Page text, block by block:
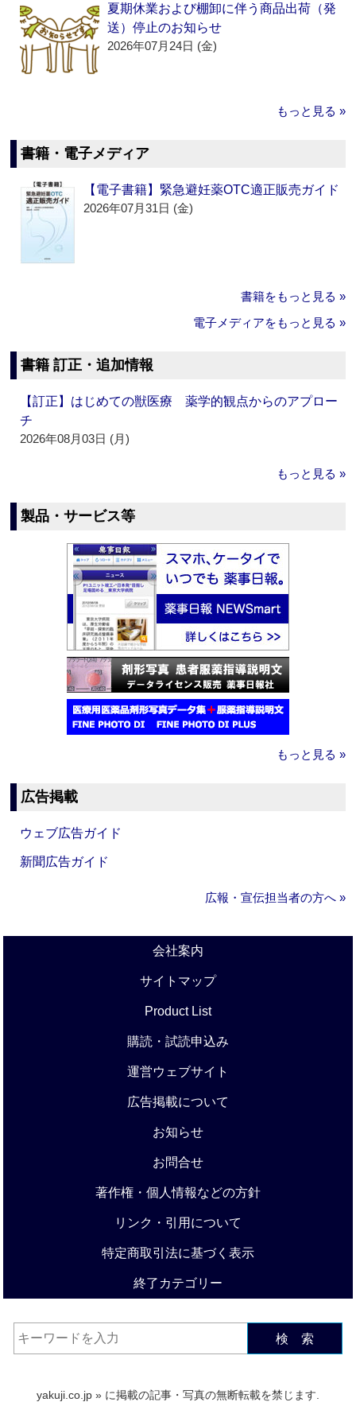
夏期休業および棚卸に伴う商品出荷（発
送）停止のお知らせ
2026年07月24日 (金)
もっと見る »
書籍・電子メディア
【電子書籍】緊急避妊薬OTC適正販売ガイド
2026年07月31日 (金)
書籍をもっと見る »
電子メディアをもっと見る »
書籍 訂正・追加情報
【訂正】はじめての獣医療 薬学的観点からのアプロー
チ
2026年08月03日 (月)
もっと見る »
製品・サービス等
もっと見る »
広告掲載
ウェブ広告ガイド
新聞広告ガイド
広報・宣伝担当者の方へ »
会社案内
サイトマップ
Product List
購読・試読申込み
運営ウェブサイト
広告掲載について
お知らせ
お問合せ
著作権・個人情報などの方針
リンク・引用について
特定商取引法に基づく表示
終了カテゴリー
検 索
yakuji.co.jp » に掲載の記事・写真の無断転載を禁じます.